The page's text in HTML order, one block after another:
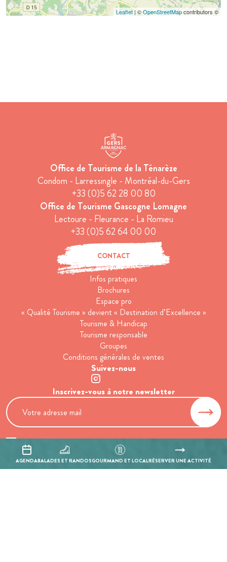
AGENDABALADES ET RANDOSGOURMAND ET LOCALRÉSERVER UNE ACTIVITÉ
Leaflet | ©OpenStreetMapcontributors ©
Office de Tourisme de la Ténarèze
Condom - Larressingle - Montréal-du-Gers
+33 (0)5 62 28 00 80
Office de Tourisme Gascogne Lomagne
Lectoure - Fleurance - La Romieu
+33 (0)5 62 64 00 00
CONTACT
Infos pratiques
Brochures
Espace pro
« Qualité Tourisme » devient « Destination d’Excellence »
Tourisme & Handicap
Tourisme responsable
Groupes
Conditions générales de ventes
Suivez-nous
Inscrivez-vous à notre newsletter
En cochant cette case, j’accepte que les informations saisies soient
utilisées pour permettre de me recontacter.